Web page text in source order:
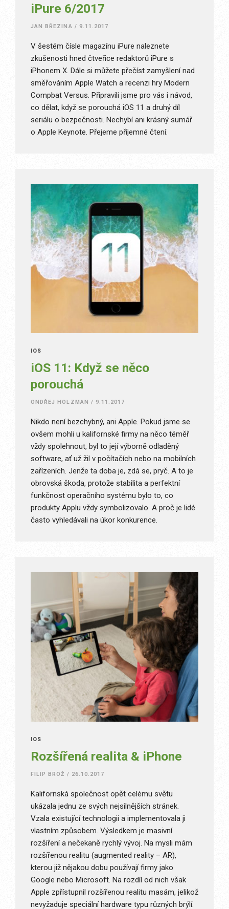
iPure 6/2017
JAN BŘEZINA / 9.11.2017
V šestém čísle magazínu iPure naleznete
zkušenosti hned čtveřice redaktorů iPure s
iPhonem X. Dále si můžete přečíst zamyšlení nad
směřováním Apple Watch a recenzi hry Modern
Compbat Versus. Připravili jsme pro vás i návod,
co dělat, když se porouchá iOS 11 a druhý díl
seriálu o bezpečnosti. Nechybí ani krásný sumář
o Apple Keynote. Přejeme příjemné čtení.
IOS
iOS 11: Když se něco
porouchá
ONDŘEJ HOLZMAN / 9.11.2017
Nikdo není bezchybný, ani Apple. Pokud jsme se
ovšem mohli u kalifornské firmy na něco téměř
vždy spolehnout, byl to její výborně odladěný
software, ať už žil v počítačích nebo na mobilních
zařízeních. Jenže ta doba je, zdá se, pryč. A to je
obrovská škoda, protože stabilita a perfektní
funkčnost operačního systému bylo to, co
produkty Applu vždy symbolizovalo. A proč je lidé
často vyhledávali na úkor konkurence.
IOS
Rozšířená realita & iPhone
FILIP BROŽ / 26.10.2017
Kalifornská společnost opět celému světu
ukázala jednu ze svých nejsilnějších stránek.
Vzala existující technologii a implementovala ji
vlastním způsobem. Výsledkem je masivní
rozšíření a nečekaně rychlý vývoj. Na mysli mám
rozšířenou realitu (augmented reality – AR),
kterou již nějakou dobu používají firmy jako
Google nebo Microsoft. Na rozdíl od nich však
Apple zpřístupnil rozšířenou realitu masám, jelikož
nevyžaduje speciální hardware typu různých brýlí.